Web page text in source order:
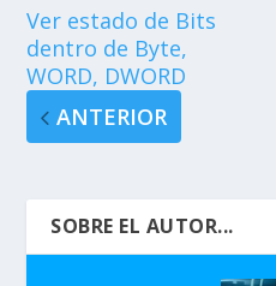
Ver estado de Bits
dentro de Byte,
WORD, DWORD
ANTERIOR
SOBRE EL AUTOR...